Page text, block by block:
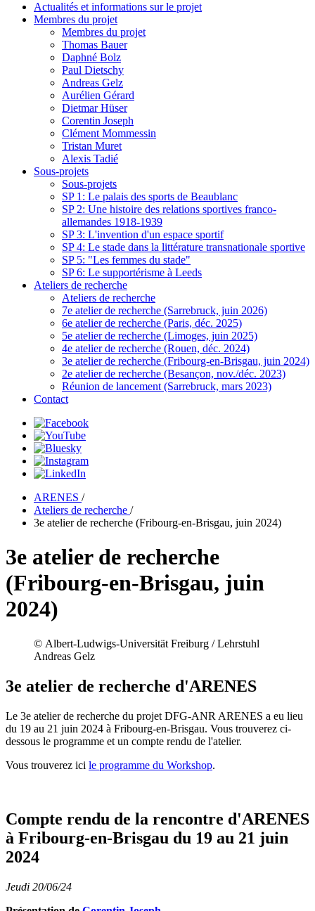
Actualités et informations sur le projet
Membres du projet
Membres du projet
Thomas Bauer
Daphné Bolz
Paul Dietschy
Andreas Gelz
Aurélien Gérard
Dietmar Hüser
Corentin Joseph
Clément Mommessin
Tristan Muret
Alexis Tadié
Sous-projets
Sous-projets
SP 1: Le palais des sports de Beaublanc
SP 2: Une histoire des relations sportives franco-
allemandes 1918-1939
SP 3: L'invention d'un espace sportif
SP 4: Le stade dans la littérature transnationale sportive
SP 5: "Les femmes du stade"
SP 6: Le supportérisme à Leeds
Ateliers de recherche
Ateliers de recherche
7e atelier de recherche (Sarrebruck, juin 2026)
6e atelier de recherche (Paris, déc. 2025)
5e atelier de recherche (Limoges, juin 2025)
4e atelier de recherche (Rouen, déc. 2024)
3e atelier de recherche (Fribourg-en-Brisgau, juin 2024)
2e atelier de recherche (Besançon, nov./déc. 2023)
Réunion de lancement (Sarrebruck, mars 2023)
Contact
ARENES /
Ateliers de recherche /
3e atelier de recherche (Fribourg-en-Brisgau, juin 2024)
3e atelier de recherche
(Fribourg-en-Brisgau, juin
2024)
© Albert-Ludwigs-Universität Freiburg / Lehrstuhl
Andreas Gelz
3e atelier de recherche d'ARENES
Le 3e atelier de recherche du projet DFG-ANR ARENES a eu lieu
du 19 au 21 juin 2024 à Fribourg-en-Brisgau. Vous trouverez ci-
dessous le programme et un compte rendu de l'atelier.
Vous trouverez ici le programme du Workshop.
Compte rendu de la rencontre d'ARENES
à Fribourg-en-Brisgau du 19 au 21 juin
2024
Jeudi 20/06/24